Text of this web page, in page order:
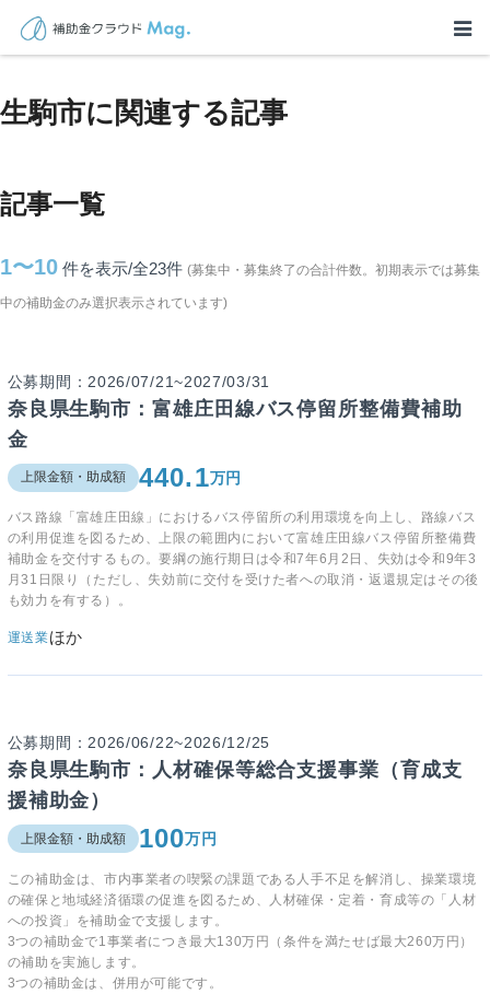
TOP > 補助金・助成金詳細>奈良県
生駒市に関連する記事
記事一覧
1〜10 件を表示/全23件 (募集中・募集終了の合計件数。初期表示では募集
中の補助金のみ選択表示されています)
公募期間：2026/07/21~2027/03/31
奈良県生駒市：富雄庄田線バス停留所整備費補助
金
上限金額・助成額 440.1万円
バス路線「富雄庄田線」におけるバス停留所の利用環境を向上し、路線バス
の利用促進を図るため、上限の範囲内において富雄庄田線バス停留所整備費
補助金を交付するもの。要綱の施行期日は令和7年6月2日、失効は令和9年3
月31日限り（ただし、失効前に交付を受けた者への取消・返還規定はその後
も効力を有する）。
運送業ほか
公募期間：2026/06/22~2026/12/25
奈良県生駒市：人材確保等総合支援事業（育成支
援補助金）
上限金額・助成額 100万円
この補助金は、市内事業者の喫緊の課題である人手不足を解消し、操業環境
の確保と地域経済循環の促進を図るため、人材確保・定着・育成等の「人材
への投資」を補助金で支援します。
3つの補助金で1事業者につき最大130万円（条件を満たせば最大260万円）
の補助を実施します。
3つの補助金は、併用が可能です。